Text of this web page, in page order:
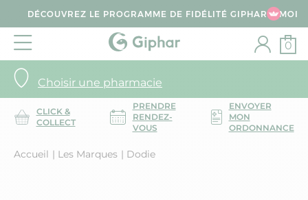
DÉCOUVREZ LE PROGRAMME DE FIDÉLITÉ GIPHAR & MOI
Choisir une pharmacie
0
CLICK &
COLLECT
PRENDRE
RENDEZ-
VOUS
ENVOYER
MON
ORDONNANCE
Accueil Les Marques Dodie